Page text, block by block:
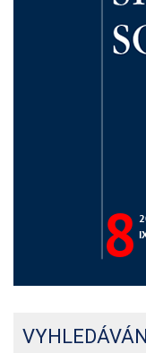
VYHLEDÁVÁNÍ